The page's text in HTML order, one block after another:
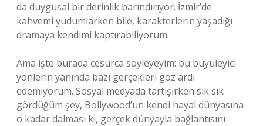
da duygusal bir derinlik barındırıyor. İzmir’de
kahvemi yudumlarken bile, karakterlerin yaşadığı
dramaya kendimi kaptırabiliyorum.
Ama işte burada cesurca söyleyeyim: bu büyüleyici
yönlerin yanında bazı gerçekleri göz ardı
edemiyorum. Sosyal medyada tartışırken sık sık
gördüğüm şey, Bollywood’un kendi hayal dünyasına
o kadar dalması ki, gerçek dünyayla bağlantısını